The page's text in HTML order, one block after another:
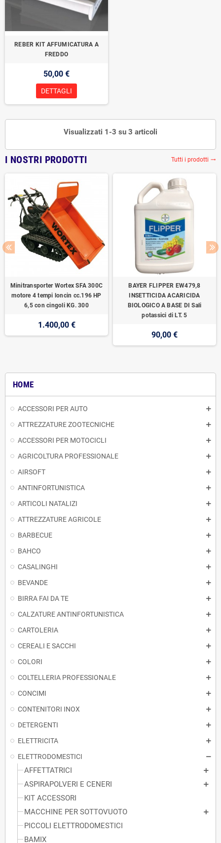
HOME
ACCESSORI PER AUTO
ATTREZZATURE ZOOTECNICHE
ACCESSORI PER MOTOCICLI
AGRICOLTURA PROFESSIONALE
AIRSOFT
ANTINFORTUNISTICA
ARTICOLI NATALIZI
ATTREZZATURE AGRICOLE
BARBECUE
BAHCO
CASALINGHI
BEVANDE
BIRRA FAI DA TE
CALZATURE ANTINFORTUNISTICA
CARTOLERIA
CEREALI E SACCHI
COLORI
COLTELLERIA PROFESSIONALE
CONCIMI
CONTENITORI INOX
DETERGENTI
ELETTRICITA
ELETTRODOMESTICI
AFFETTATRICI
ASPIRAPOLVERI E CENERI
KIT ACCESSORI
MACCHINE PER SOTTOVUOTO
PICCOLI ELETTRODOMESTICI
BAMIX
REBER KIT AFFUMICATURA A
FREDDO
50,00 €
DETTAGLI
Visualizzati 1-3 su 3 articoli
I NOSTRI PRODOTTI Tutti i prodotti trending_flat
Minitransporter Wortex SFA 300C
motore 4 tempi loncin cc.196 HP
6,5 con cingoli KG. 300
1.400,00 €
BAYER FLIPPER EW479,8
INSETTICIDA ACARICIDA
BIOLOGICO A BASE DI Sali
potassici di LT. 5
90,00 €